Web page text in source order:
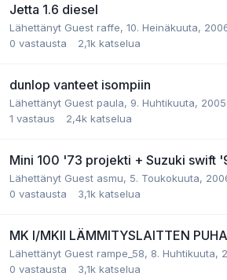
Jetta 1.6 diesel
Lähettänyt Guest raffe, 10. Heinäkuuta,
0 vastausta 2,1k katselua
dunlop vanteet isompiin
Lähettänyt Guest paula, 9. Huhtikuuta, 2005
1 vastaus 2,4k katselua
Mini 100 '73 projekti + Suzuki swift
Lähettänyt Guest asmu, 5. Toukokuuta,
0 vastausta 3,1k katselua
MK I/MKII LÄMMITYSLAITTEN
Lähettänyt Guest rampe_58, 8. Huhtikuuta,
0 vastausta 3,1k katselua